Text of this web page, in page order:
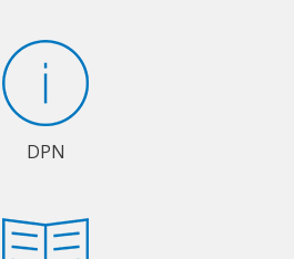
DPN